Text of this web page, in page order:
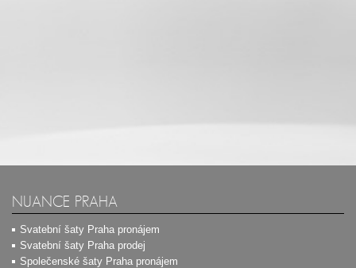
NUANCE PRAHA
Svatební šaty Praha pronájem
Svatební šaty Praha prodej
Společenské šaty Praha pronájem